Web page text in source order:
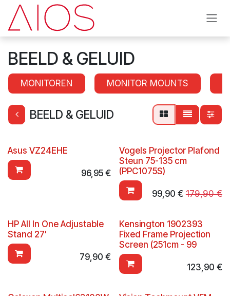
Se rendre au contenu
BEELD & GELUID
MONITOREN MONITOR MOUNTS
BEELD & GELUID
Asus VZ24EHE
96,95€
Vogels Projector Plafond
Steun 75-135 cm
(PPC1075S)
99,90 € 179,90€
HP All In One Adjustable
Stand 27'
79,90 €
Kensington 1902393
Fixed Frame Projection
Screen (251cm - 99
123,90 €